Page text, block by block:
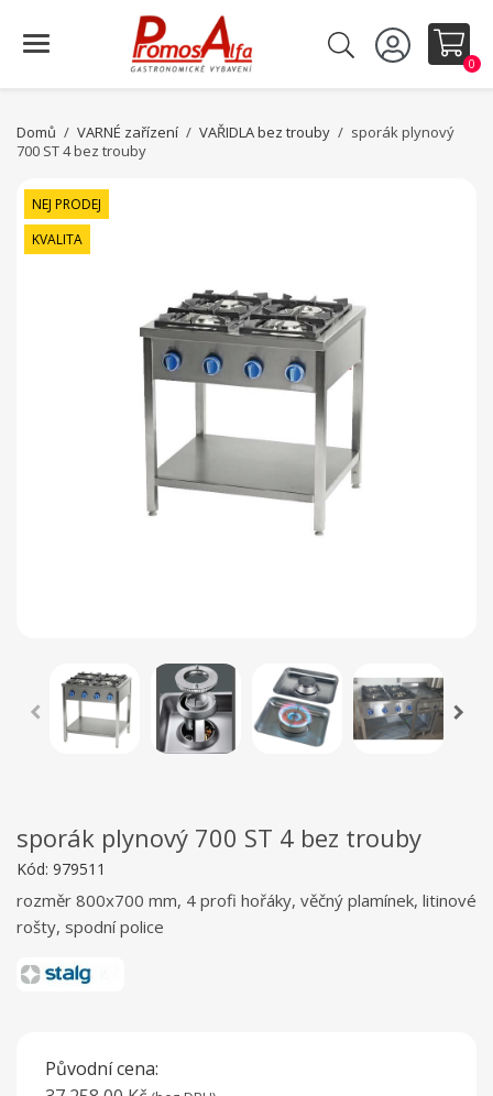
0
Domů VARNÉ zařízení VAŘIDLA bez trouby
sporák plynový
700 ST 4 bez trouby
NEJ PRODEJ
KVALITA
sporák plynový 700 ST 4 bez trouby
Kód: 979511
rozměr 800x700 mm, 4 profi hořáky, věčný plamínek, litinové
rošty, spodní police
Původní cena: